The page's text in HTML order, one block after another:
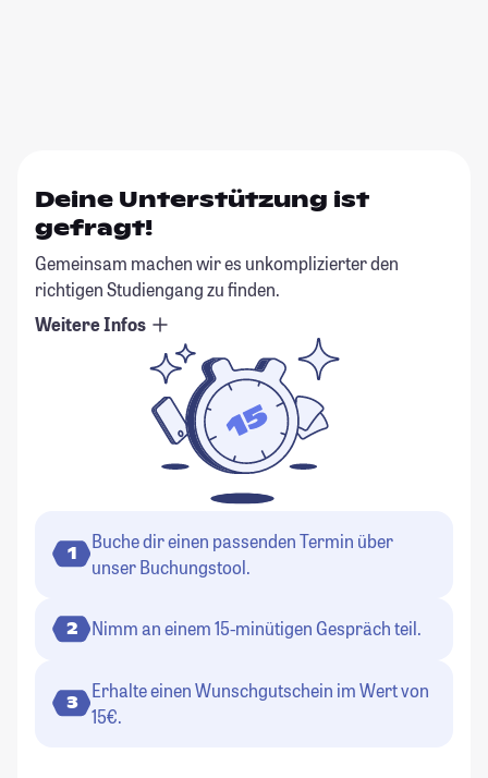
Deine Unterstützung ist
gefragt!
Gemeinsam machen wir es unkomplizierter den
richtigen Studiengang zu finden.
Weitere Infos
1
Buche dir einen passenden Termin über
unser Buchungstool.
2 Nimm an einem 15-minütigen Gespräch teil.
3
Erhalte einen Wunschgutschein im Wert von
15€.